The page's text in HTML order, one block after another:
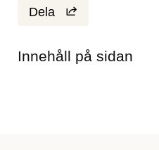
Dela
Innehåll på sidan